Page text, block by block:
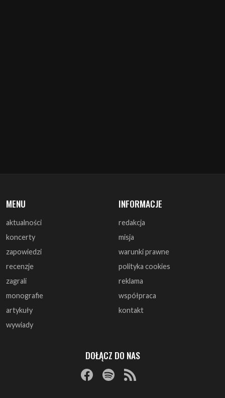
MENU
aktualności
koncerty
zapowiedzi
recenzje
zagrali
monografie
artykuły
wywiady
INFORMACJE
redakcja
misja
warunki prawne
polityka cookies
reklama
współpraca
kontakt
DOŁĄCZ DO NAS